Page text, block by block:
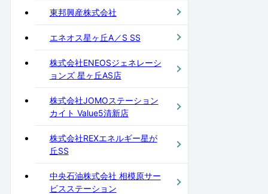
東邦興産株式会社
エネオス星ヶ丘A／S SS
株式会社ENEOSジェネレーシ
ョンズ 星ヶ丘AS店
株式会社JOMOステーション
カイト Value5清新店
株式会社REXエネルギー星が
丘SS
中央石油株式会社 相模原サー
ビスステーション